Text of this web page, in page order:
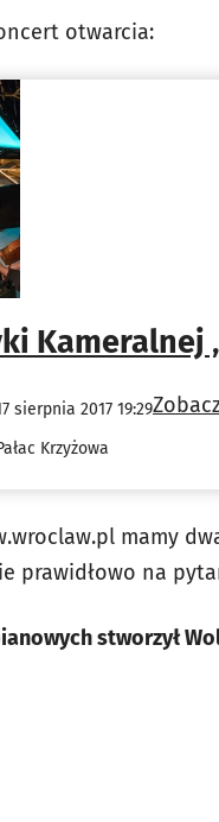
otwarcia:
Kameralnej
sierpnia 2017 19:29
Krzyżowa
mamy
prawidłowo na
stworzył